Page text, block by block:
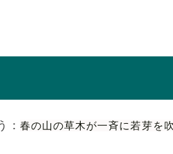
： 春の山の草木が一斉に若芽を吹